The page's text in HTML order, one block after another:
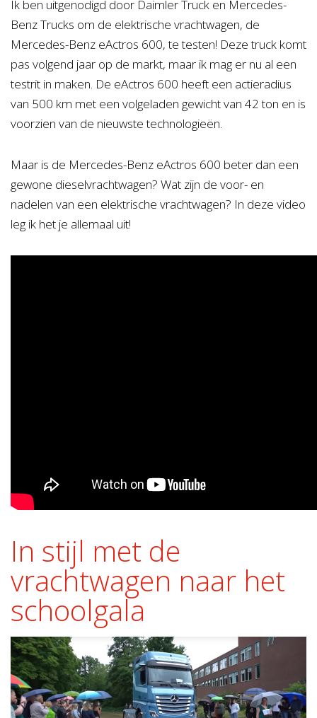
Ik ben uitgenodigd door Daimler Truck en Mercedes-
Benz Trucks om de elektrische vrachtwagen, de
Mercedes-Benz eActros 600, te testen! Deze truck komt
pas volgend jaar op de markt, maar ik mag er nu al een
testrit in maken. De eActros 600 heeft een actieradius
van 500 km met een volgeladen gewicht van 42 ton en is
voorzien van de nieuwste technologieën.
Maar is de Mercedes-Benz eActros 600 beter dan een
gewone dieselvrachtwagen? Wat zijn de voor- en
nadelen van een elektrische vrachtwagen? In deze video
leg ik het je allemaal uit!
In stijl met de
vrachtwagen naar het
schoolgala